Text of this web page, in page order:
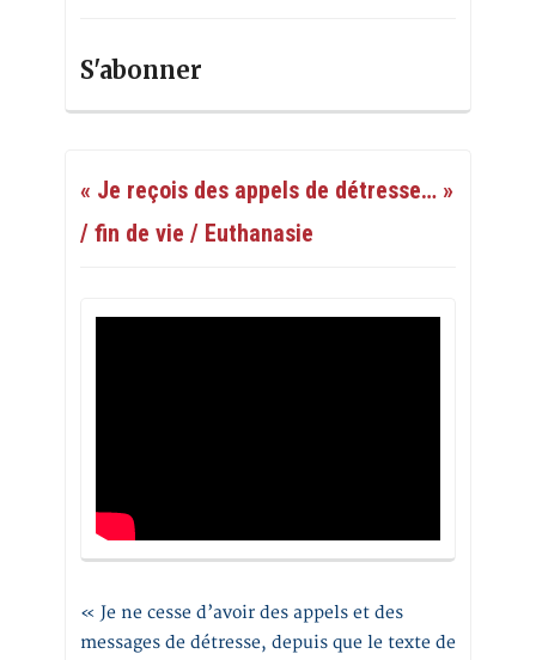
S'abonner
« Je reçois des appels de détresse… »
/ fin de vie / Euthanasie
« Je ne cesse d’avoir des appels et des
messages de détresse, depuis que le texte de